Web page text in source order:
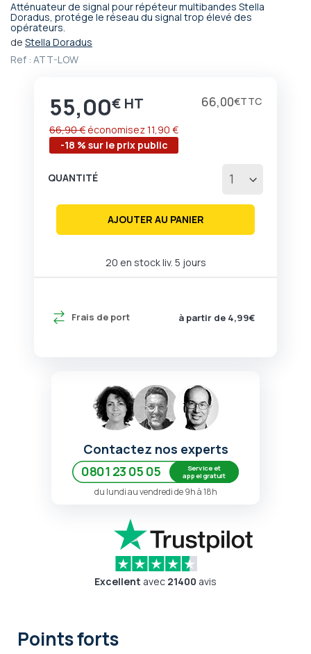
Atténuateur de signal pour répéteur multibandes Stella
Doradus, protége le réseau du signal trop élevé des
opérateurs.
de Stella Doradus
Ref : ATT-LOW
Prix
55,00€ 66,00€
-18 % sur le prix public
66,90 € économisez11,90 €
20 en stock liv. 5 jours
Frais de port à partir de 4,99€
QUANTITÉ
AJOUTER AU PANIER
Passer
au
début
de
d’images
Contactez nos experts
0801 23 05 05
Service et
appel gratuit
du lundi au vendredi de 9h à 18h
Excellent avec 21400 avis
Points forts